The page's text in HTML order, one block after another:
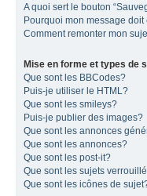
A quoi sert le bouton
Pourquoi mon message doit
Comment remonter mon
Mise en forme et types de
Que sont les BBCodes?
Puis-je utiliser le HTML?
Que sont les smileys?
Puis-je publier des images?
Que sont les annonces
Que sont les annonces?
Que sont les post-it?
Que sont les sujets
Que sont les icônes de